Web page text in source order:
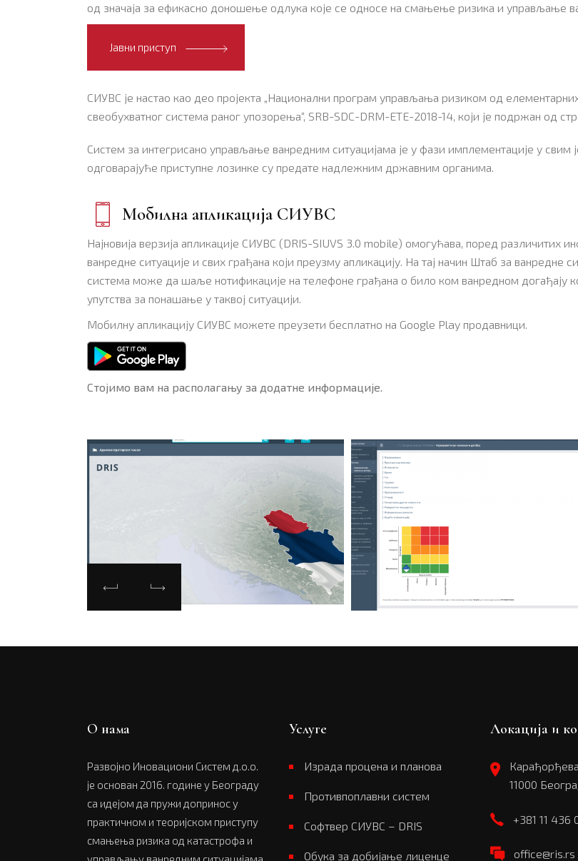
од значаја за ефикасно доношење одлука које се односе на смањење ризика и управљање
Јавни приступ
СИУВС је настао као део пројекта „Национални програм управљања ризиком од
свеобухватног система раног упозорења“, SRB-SDC-DRM-ETE-2018-14, који је подржан од
Систем за интегрисано управљање ванредним ситуацијама је у фази имплементације у
одговарајуће приступне лозинке су предате надлежним државним органима.
Мобилна апликација СИУВС
Најновија верзија апликације СИУВС (DRIS-SIUVS 3.0 mobile) омогућава, поред различитих
ванредне ситуације и свих грађана који преузму апликацију. На тај начин Штаб за
система може да шаље нотификације на телефоне грађана о било ком ванредном догађају
упутства за понашање у таквој ситуацији.
Мобилну апликацију СИУВС можете преузети бесплатно на Google Play продавници.
Стојимо вам на располагању за додатне информације.
О нама
Развојно Иновациони Систем д.о.о.
је основан 2016. године у Београду
са идејом да пружи допринос у
практичном и теоријском приступу
смањења ризика од катастрофа и
Услуге
Израда процена и планова
Противпоплавни систем
Софтвер СИУВС – DRIS
Обука за добијање лиценце
Локација и
11000
+381 11 436
office@ris.rs